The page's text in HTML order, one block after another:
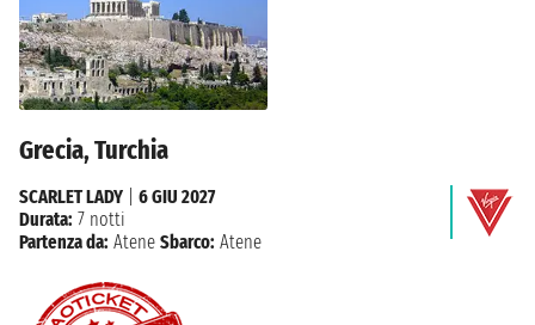
Grecia, Turchia
SCARLET LADY
6 GIU 2027
Durata: 7 notti
Partenza da: Atene Sbarco: Atene